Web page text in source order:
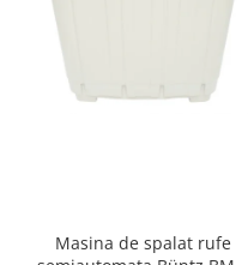
Masina de spalat rufe